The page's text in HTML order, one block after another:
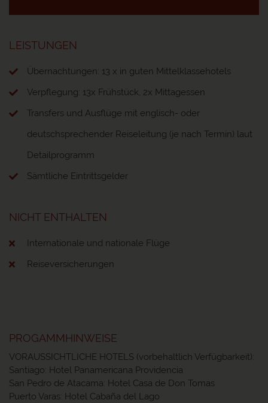
LEISTUNGEN
Übernachtungen: 13 x in guten Mittelklassehotels
Verpflegung: 13x Frühstück, 2x Mittagessen
Transfers und Ausflüge mit englisch- oder
deutschsprechender Reiseleitung (je nach Termin) laut
Detailprogramm
Sämtliche Eintrittsgelder
NICHT ENTHALTEN
Internationale und nationale Flüge
Reiseversicherungen
PROGAMMHINWEISE
VORAUSSICHTLICHE HOTELS (vorbehaltlich Verfügbarkeit):
Santiago: Hotel Panamericana Providencia
San Pedro de Atacama: Hotel Casa de Don Tomas
Puerto Varas: Hotel Cabaña del Lago